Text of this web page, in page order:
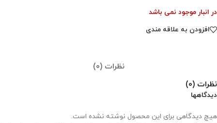
در انبار موجود نمی باشد
افزودن به علاقه مندی
نظرات (0)
نظرات (0)
دیدگاهها
هیچ دیدگاهی برای این محصول نوشته نشده است.